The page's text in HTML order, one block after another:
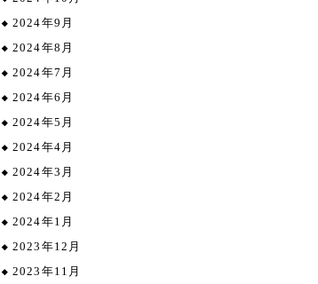
2024年9月
2024年8月
2024年7月
2024年6月
2024年5月
2024年4月
2024年3月
2024年2月
2024年1月
2023年12月
2023年11月